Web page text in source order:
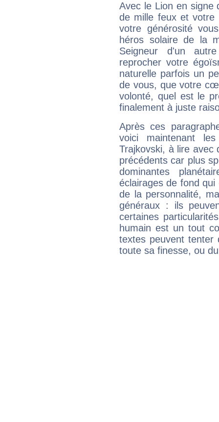
Avec le Lion en signe
de mille feux et votre
votre générosité
héros solaire de la
Seigneur d'un
reprocher votre
naturelle parfois un
de vous, que votre
volonté, quel est le
finalement à juste
Après ces
voici maintenant
Trajkovski, à lire avec
précédents car plus
dominantes
éclairages de fond
de la personnalité,
généraux : ils
certaines
humain est un tout
textes peuvent tenter
toute sa finesse, ou